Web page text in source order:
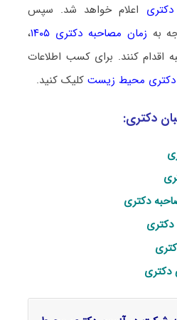
اعلام خواهد شد. سپس
به زمان مصاحبه دکتری ۱۴۰۵
،
کنند. برای کسب اطلاعات
دکتری محیط‌ زیستکلیک کنید.
دکتری:
دکتری